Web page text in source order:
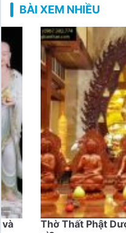
BÀI XEM NHIỀU
10 Vị Đại Đệ Tử